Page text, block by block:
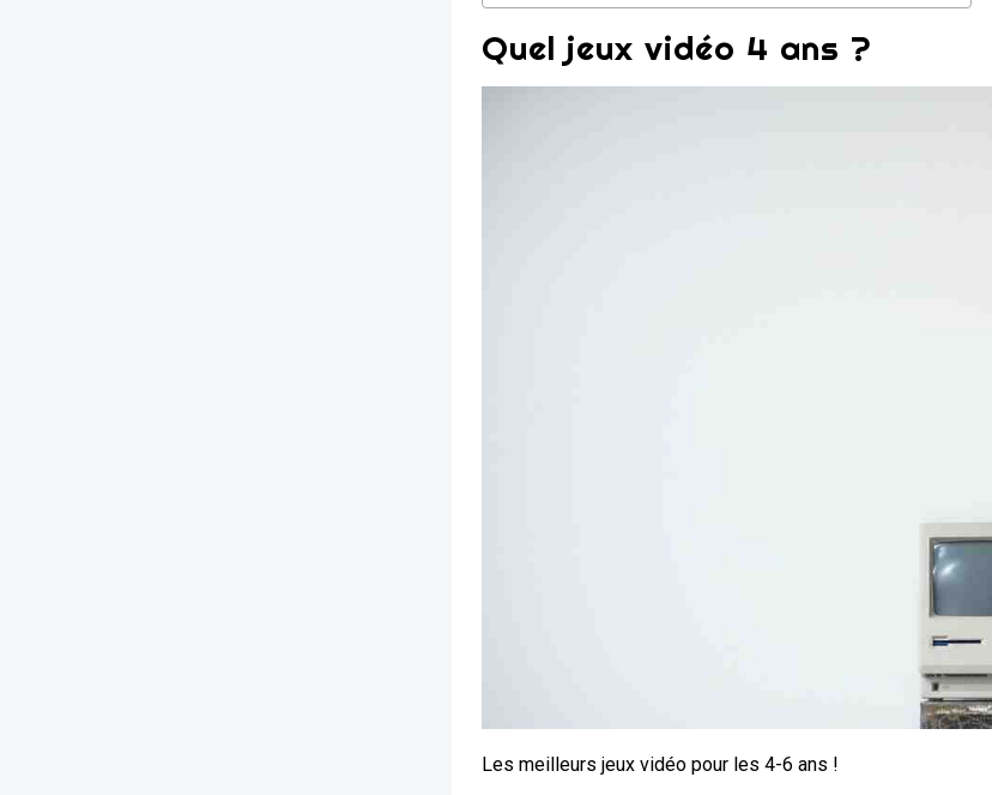
Quel jeux vidéo 4 ans ?
Les meilleurs jeux vidéo pour les 4-6 ans !